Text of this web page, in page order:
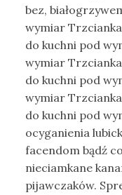
bez,
wymiar
do kuchni pod
wymiar
do kuchni pod
wymiar
do kuchni pod
ocyganienia
facendom bądź
nieciamkane
pijawczaków.